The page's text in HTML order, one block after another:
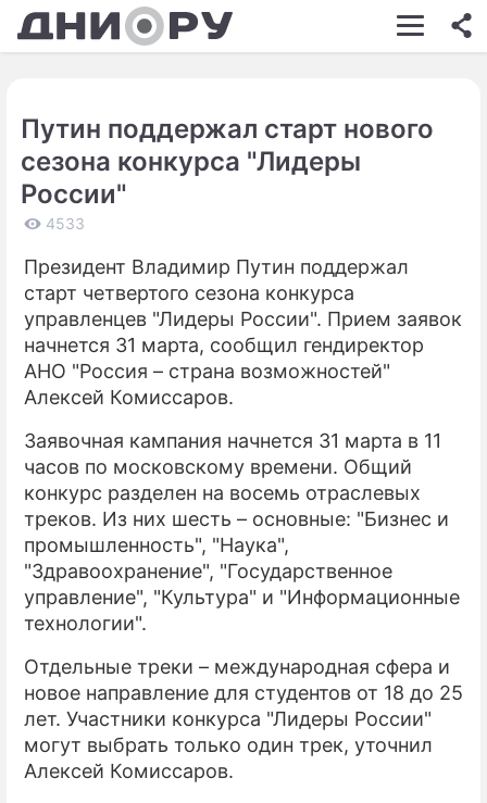
ШОУ-БИЗНЕС
КИНО
НЕДВИЖИМОСТЬ
ЭКОНОМИКА
ПРОИСШЕСТВИЯ
СОННИК
СЕРИАЛЫ
ИГРЫ
ПРЕСС-РЕЛИЗЫ
О ПРОЕКТЕ
Путин поддержал старт нового
сезона конкурса "Лидеры
России"
4533
Президент Владимир Путин поддержал
старт четвертого сезона конкурса
управленцев "Лидеры России". Прием заявок
начнется 31 марта, сообщил гендиректор
АНО "Россия – страна возможностей"
Алексей Комиссаров.
Заявочная кампания начнется 31 марта в 11
часов по московскому времени. Общий
конкурс разделен на восемь отраслевых
треков. Из них шесть – основные: "Бизнес и
промышленность", "Наука",
"Здравоохранение", "Государственное
управление", "Культура" и "Информационные
технологии".
Отдельные треки – международная сфера и
новое направление для студентов от 18 до 25
лет. Участники конкурса "Лидеры России"
могут выбрать только один трек, уточнил
Алексей Комиссаров.